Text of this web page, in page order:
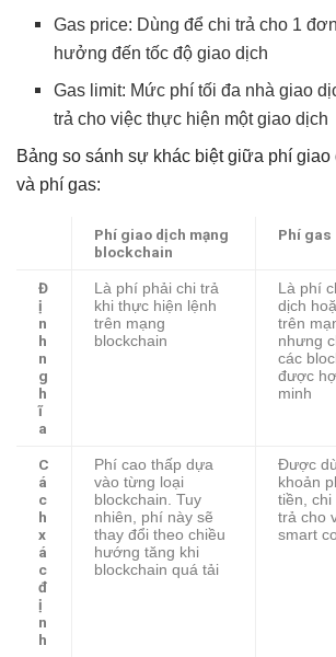
Gas price: Dùng để chi trả cho 1
hưởng đến tốc độ giao dịch
Gas limit: Mức phí tối đa nhà giao
trả cho việc thực hiện một giao dịch
Bảng so sánh sự khác biệt giữa phí giao
và phí gas:
Phí giao dịch mạng
blockchain
Phí gas
Đ
ị
n
h
n
g
h
ĩ
a
Là phí phải chi trả
khi thực hiện lệnh
trên mạng
blockchain
Là phí
dịch
trên
nhưng
các
được
minh
C
á
c
h
x
á
c
đ
ị
n
h
Phí cao thấp dựa
vào từng loại
blockchain. Tuy
nhiên, phí này sẽ
thay đổi theo chiều
hướng tăng khi
blockchain quá tải
Được
khoản
tiền, chi
trả cho
smart